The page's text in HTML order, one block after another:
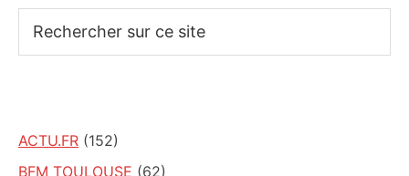
sur
ACTU.FR (152)
BFM TOULOUSE (62)